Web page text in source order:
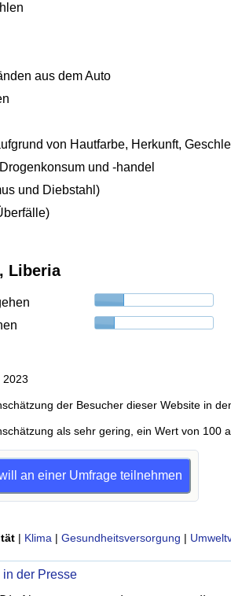
aus dem Auto
von Hautfarbe, Herkunft,
und -handel
und Diebstahl)
Liberia
2023
der Besucher dieser Website in
als sehr gering, ein Wert von 100
an einer Umfrage teilnehmen
| Klima | Gesundheitsversorgung |
in der Presse